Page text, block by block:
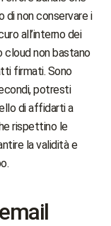
non conservare i
all’interno dei
cloud non bastano
firmati. Sono
potresti
di affidarti a
rispettino le
la validità e